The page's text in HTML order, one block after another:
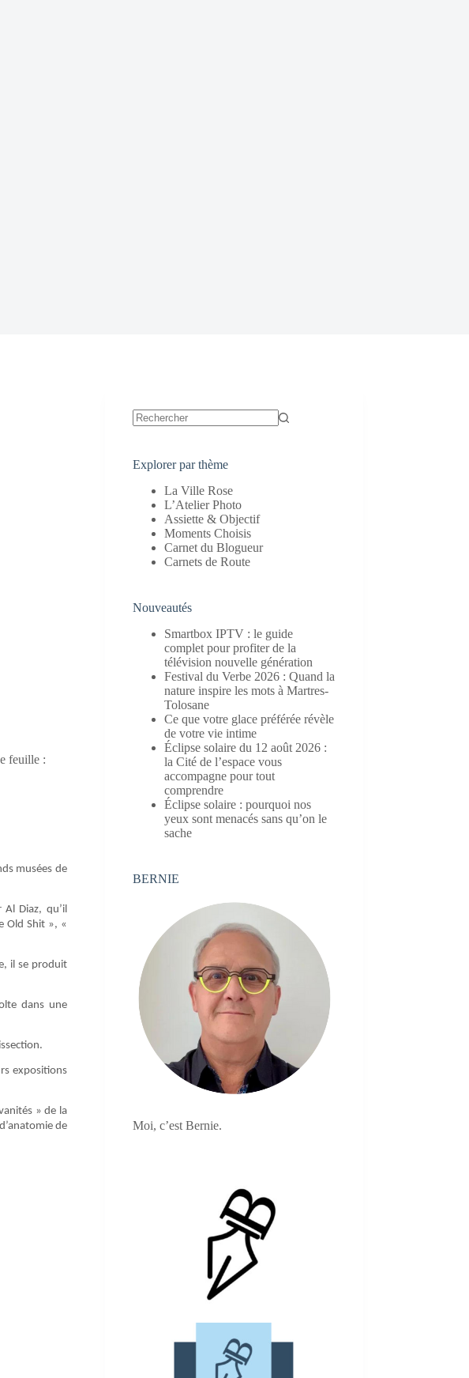
feuille :
musées de
Diaz, qu’il
Old Shit », «
il se produit
dans une
expositions
» de la
de
Explorer par thème
La Ville Rose
L’Atelier Photo
Assiette & Objectif
Moments Choisis
Carnet du Blogueur
Carnets de Route
Nouveautés
Smartbox IPTV : le guide
complet pour profiter de la
télévision nouvelle génération
Festival du Verbe 2026 : Quand la
nature inspire les mots à Martres-
Tolosane
Ce que votre glace préférée révèle
de votre vie intime
Éclipse solaire du 12 août 2026 :
la Cité de l’espace vous
accompagne pour tout
comprendre
Éclipse solaire : pourquoi nos
yeux sont menacés sans qu’on le
sache
BERNIE
Moi, c’est Bernie.